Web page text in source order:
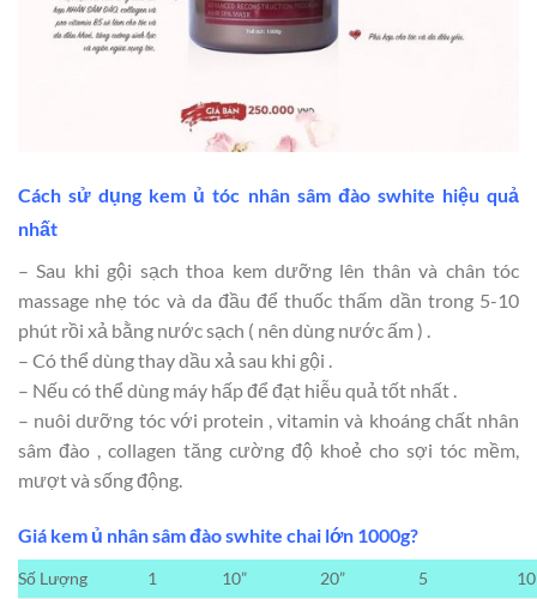
Cách sử dụng kem ủ tóc nhân sâm đào swhite hiệu quả
nhất
– Sau khi gội sạch thoa kem dưỡng lên thân và chân tóc
massage nhẹ tóc và da đầuđể thuốc thấm dần trong 5-10
phút rồi xả bằng nước sạch ( nên dùng nước ấm ) .
– Có thể dùng thay dầu xả sau khi gội .
– Nếu có thể dùng máy hấp để đạt hiễu quả tốt nhất .
– nuôi dưỡng tóc với protein , vitamin và khoáng chất nhân
sâm đào , collagen tăng cường độ khoẻ cho sợi tóc mềm,
mượt và sống động.
Giá kem ủ nhân sâm đào swhite chai lớn 1000g?
Số Lượng 1 10” 20” 5
10